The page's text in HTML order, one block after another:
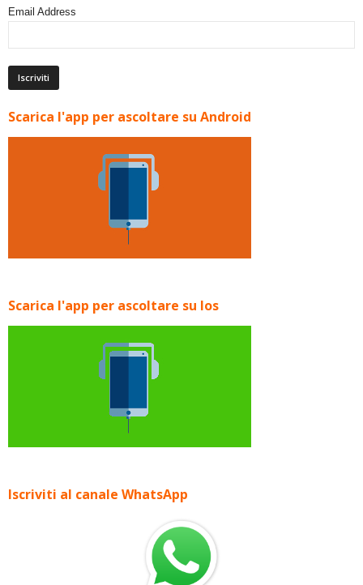
Email Address
Scarica l'app per ascoltare su Android
Scarica l'app per ascoltare su Ios
Iscriviti al canale WhatsApp